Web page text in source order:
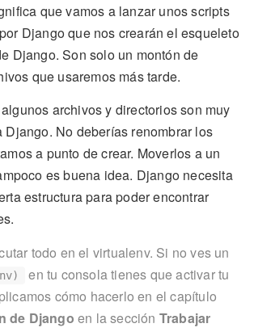
que vamos a lanzar unos scripts
Django que nos crearán el esqueleto
Django. Son solo un montón de
que usaremos más tarde.
archivos y directorios son muy
Django. No deberías renombrar los
a punto de crear. Moverlos a un
es buena idea. Django necesita
estructura para poder encontrar
todo en el virtualenv. Si no ves un
en tu consola tienes que activar tu
cómo hacerlo en el capítulo
de Django en la sección Trabajar